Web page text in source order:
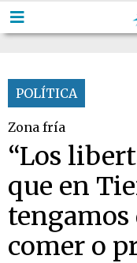
POLÍTICA
Zona fría
“Los
que en
comer o